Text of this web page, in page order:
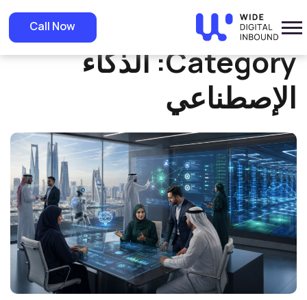
Call Now Home
» الذكاء الإصطناعي
Category: الذكاء
الإصطناعي